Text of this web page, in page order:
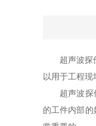
超声波探伤
以用于工程现
超声波探伤
的工件内部